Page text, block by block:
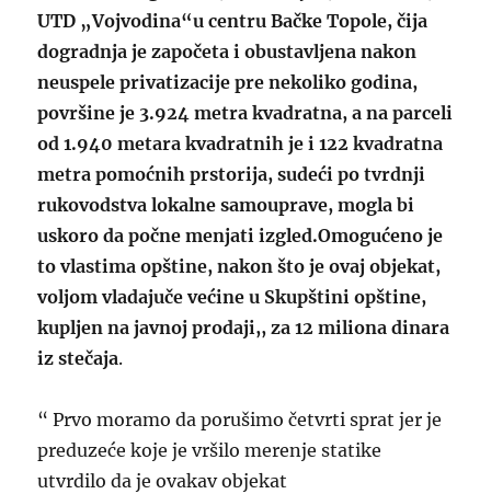
UTD „Vojvodina“u centru Bačke Topole,čija
dogradnja je započeta i obustavljena nakon
neuspele privatizacije pre nekoliko godina,
površine je 3.924 metra kvadratna, a na parceli
od 1.940 metara kvadratnih je i 122 kvadratna
metra pomoćnih prstorija,sudeći po tvrdnji
rukovodstva lokalne samouprave, mogla bi
uskoro da počne menjati izgled.Omogućeno je
to vlastima opštine, nakon što je ovaj objekat,
voljom vladajuče većine u Skupštini opštine,
kupljen na javnoj prodaji,, za 12 miliona dinara
iz stečaja.
“Prvo moramo da porušimo četvrti sprat jer je
preduzeće koje je vršilo merenje statike
utvrdilo da je ovakav objekat